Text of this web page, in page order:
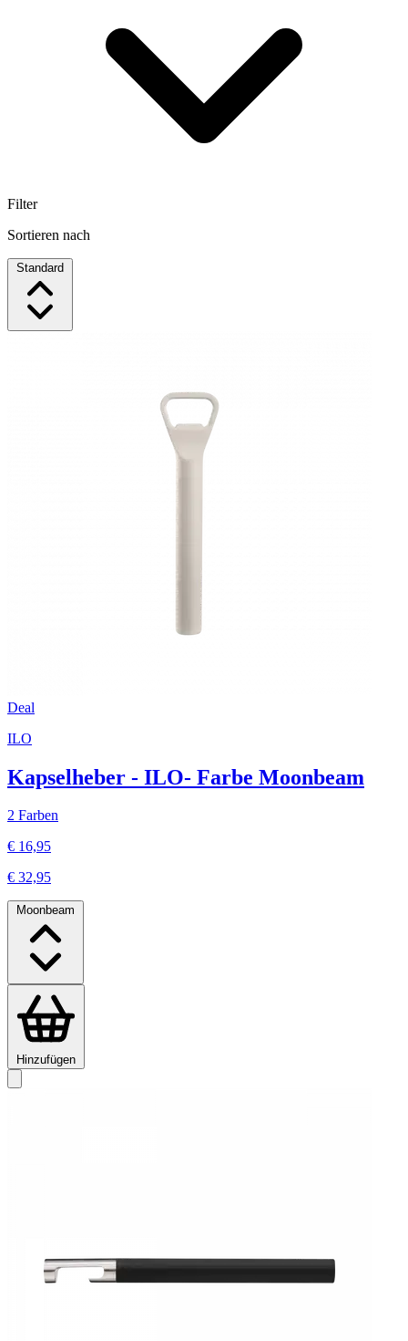
Filter
Sortieren nach
Standard
Deal
ILO
Kapselheber - ILO- Farbe Moonbeam
2 Farben
€ 16,95
€ 32,95
Moonbeam
Hinzufügen